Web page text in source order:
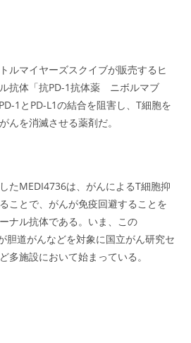
ルマイヤーズスクイブが販売するヒ
抗体「抗PD-1抗体薬 ニボルマブ
1とPD-L1の結合を阻害し、T細胞を
んを消滅させる薬剤だ。
たMEDI4736は、がんによるT細胞抑
ことで、がんが免疫回避することを
ナル抗体である。いま、この
胆道がんなどを対象に国立がん研究セ
多施設において始まっている。